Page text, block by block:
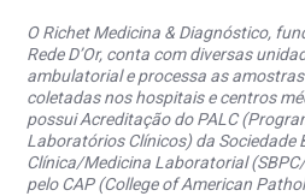
O Richet Medicina & Diagnóstico,
Rede D’Or, conta com diversas
ambulatorial e processa as
coletadas nos hospitais e centros
possui Acreditação do PALC
Laboratórios Clínicos) da Sociedade
Clínica/Medicina Laboratorial
pelo CAP (College of American